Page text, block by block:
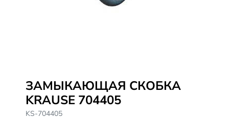
ЗАМЫКАЮЩАЯ СКОБКА
KRAUSE 704405
KS-704405